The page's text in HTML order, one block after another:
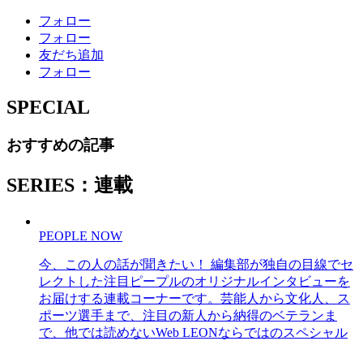
フォロー
フォロー
友だち追加
フォロー
SPECIAL
おすすめの記事
SERIES：連載
PEOPLE NOW
今、この人の話が聞きたい！ 編集部が独自の目線でセ
レクトした注目ピープルのオリジナルインタビューを
お届けする連載コーナーです。芸能人から文化人、ス
ポーツ選手まで、注目の新人から納得のベテランま
で、他では読めないWeb LEONならではのスペシャル